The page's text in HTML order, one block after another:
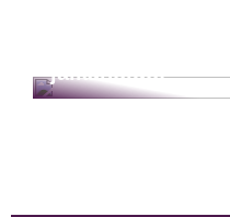
jalkahoidot